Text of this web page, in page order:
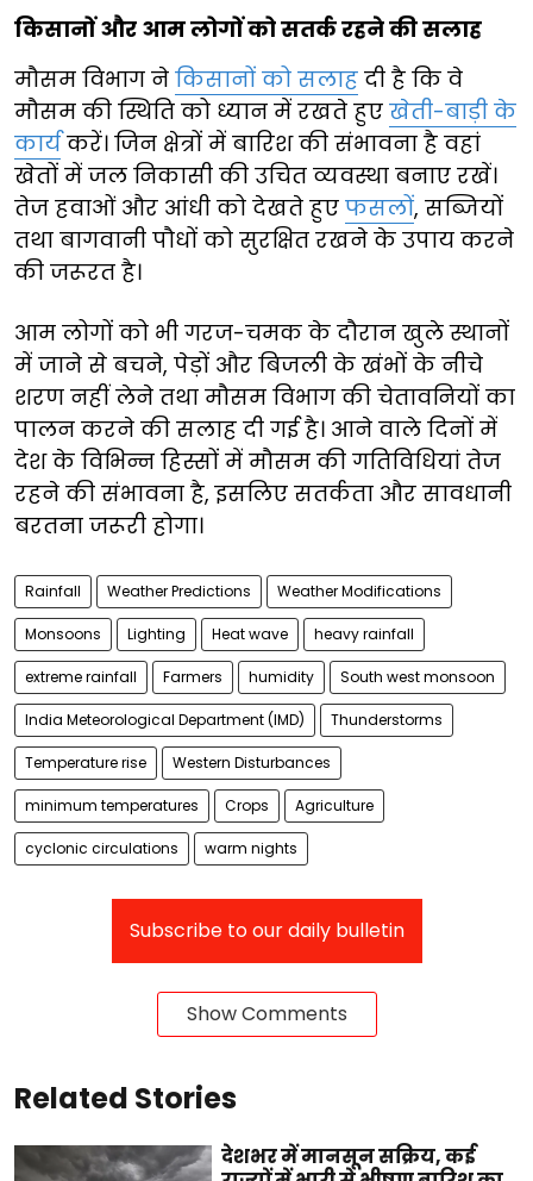
किसानों और आम लोगों को सतर्क रहने की सलाह
मौसम विभाग ने किसानों को सलाह दी है कि वे
मौसम की स्थिति को ध्यान में रखते हुए खेती-बाड़ी के
कार्यकरें। जिन क्षेत्रों में बारिश की संभावना है वहां
खेतों में जल निकासी की उचित व्यवस्था बनाए रखें।
तेज हवाओं और आंधी को देखते हुए फसलों, सब्जियों
तथा बागवानी पौधों को सुरक्षित रखने के उपाय करने
की जरूरत है।
आम लोगों को भी गरज-चमक के दौरान खुले स्थानों
में जाने से बचने, पेड़ों और बिजली के खंभों के नीचे
शरण नहीं लेने तथा मौसम विभाग की चेतावनियों का
पालन करने की सलाह दी गई है। आने वाले दिनों में
देश के विभिन्न हिस्सों में मौसम की गतिविधियां तेज
रहने की संभावना है, इसलिए सतर्कता और सावधानी
बरतना जरूरी होगा।
Rainfall Weather Predictions Weather Modifications
Monsoons Lighting Heat wave heavy rainfall
extreme rainfall Farmers humidity South west monsoon
India Meteorological Department (IMD) Thunderstorms
Temperature rise Western Disturbances
minimum temperatures Crops Agriculture
cyclonic circulations warm nights
Subscribe to our daily bulletin
Show Comments
Related Stories
देशभर में मानसून सक्रिय, कई